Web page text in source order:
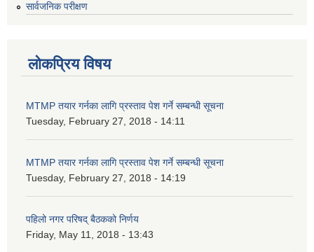
सार्वजनिक परीक्षण
लोकप्रिय विषय
MTMP तयार गर्नका लागि प्रस्ताव पेश गर्ने सम्बन्धी सूचना
Tuesday, February 27, 2018 - 14:11
MTMP तयार गर्नका लागि प्रस्ताव पेश गर्ने सम्बन्धी सूचना
Tuesday, February 27, 2018 - 14:19
पहिलो नगर परिषद् बैठकको निर्णय
Friday, May 11, 2018 - 13:43